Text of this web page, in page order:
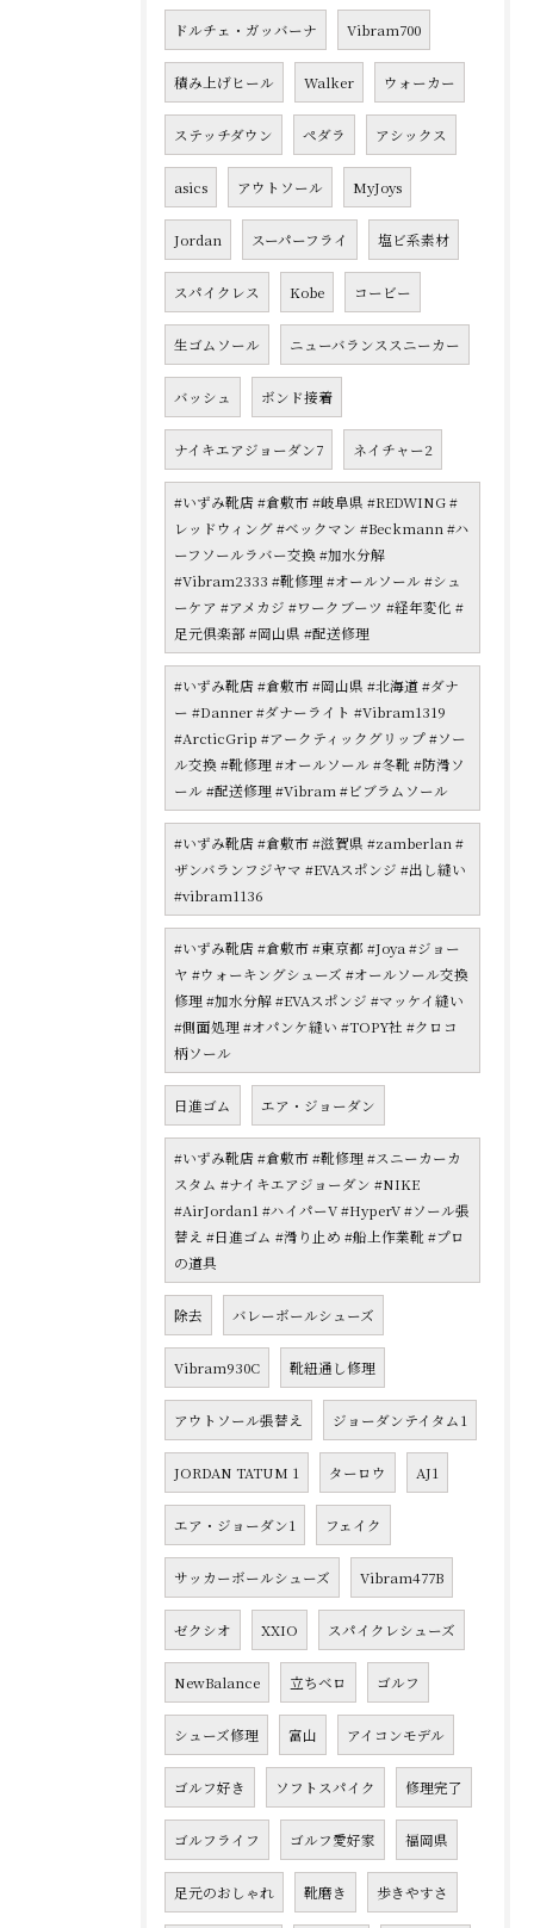
ドルチェ・ガッバーナ Vibram700
積み上げヒール Walker ウォーカー
ステッチダウン ペダラ アシックス
asics アウトソール MyJoys
Jordan スーパーフライ 塩ビ系素材
スパイクレス Kobe コービー
生ゴムソール ニューバランススニーカー
バッシュ ボンド接着
ナイキエアジョーダン7 ネイチャー2
#いずみ靴店 #倉敷市 #岐阜県 #REDWING #
レッドウィング #ベックマン #Beckmann #ハ
ーフソールラバー交換 #加水分解
#Vibram2333 #靴修理 #オールソール #シュ
ーケア #アメカジ #ワークブーツ #経年変化 #
足元倶楽部 #岡山県 #配送修理
#いずみ靴店 #倉敷市 #岡山県 #北海道 #ダナ
ー #Danner #ダナーライト #Vibram1319
#ArcticGrip #アークティックグリップ #ソー
ル交換 #靴修理 #オールソール #冬靴 #防滑ソ
ール #配送修理 #Vibram #ビブラムソール
#いずみ靴店 #倉敷市 #滋賀県 #zamberlan #
ザンバランフジヤマ #EVAスポンジ #出し縫い
#vibram1136
#いずみ靴店 #倉敷市 #東京都 #Joya #ジョー
ヤ #ウォーキングシューズ #オールソール交換
修理 #加水分解 #EVAスポンジ #マッケイ縫い
#側面処理 #オパンケ縫い #TOPY社 #クロコ
柄ソール
日進ゴム エア・ジョーダン
#いずみ靴店 #倉敷市 #靴修理 #スニーカーカ
スタム #ナイキエアジョーダン #NIKE
#AirJordan1 #ハイパーV #HyperV #ソール張
替え #日進ゴム #滑り止め #船上作業靴 #プロ
の道具
除去 バレーボールシューズ
Vibram930C 靴紐通し修理
アウトソール張替え ジョーダンテイタム1
JORDAN TATUM 1 ターロウ AJ1
エア・ジョーダン1 フェイク
サッカーボールシューズ Vibram477B
ゼクシオ XXIO スパイクレシューズ
NewBalance 立ちベロ ゴルフ
シューズ修理 富山 アイコンモデル
ゴルフ好き ソフトスパイク 修理完了
ゴルフライフ ゴルフ愛好家 福岡県
足元のおしゃれ 靴磨き 歩きやすさ